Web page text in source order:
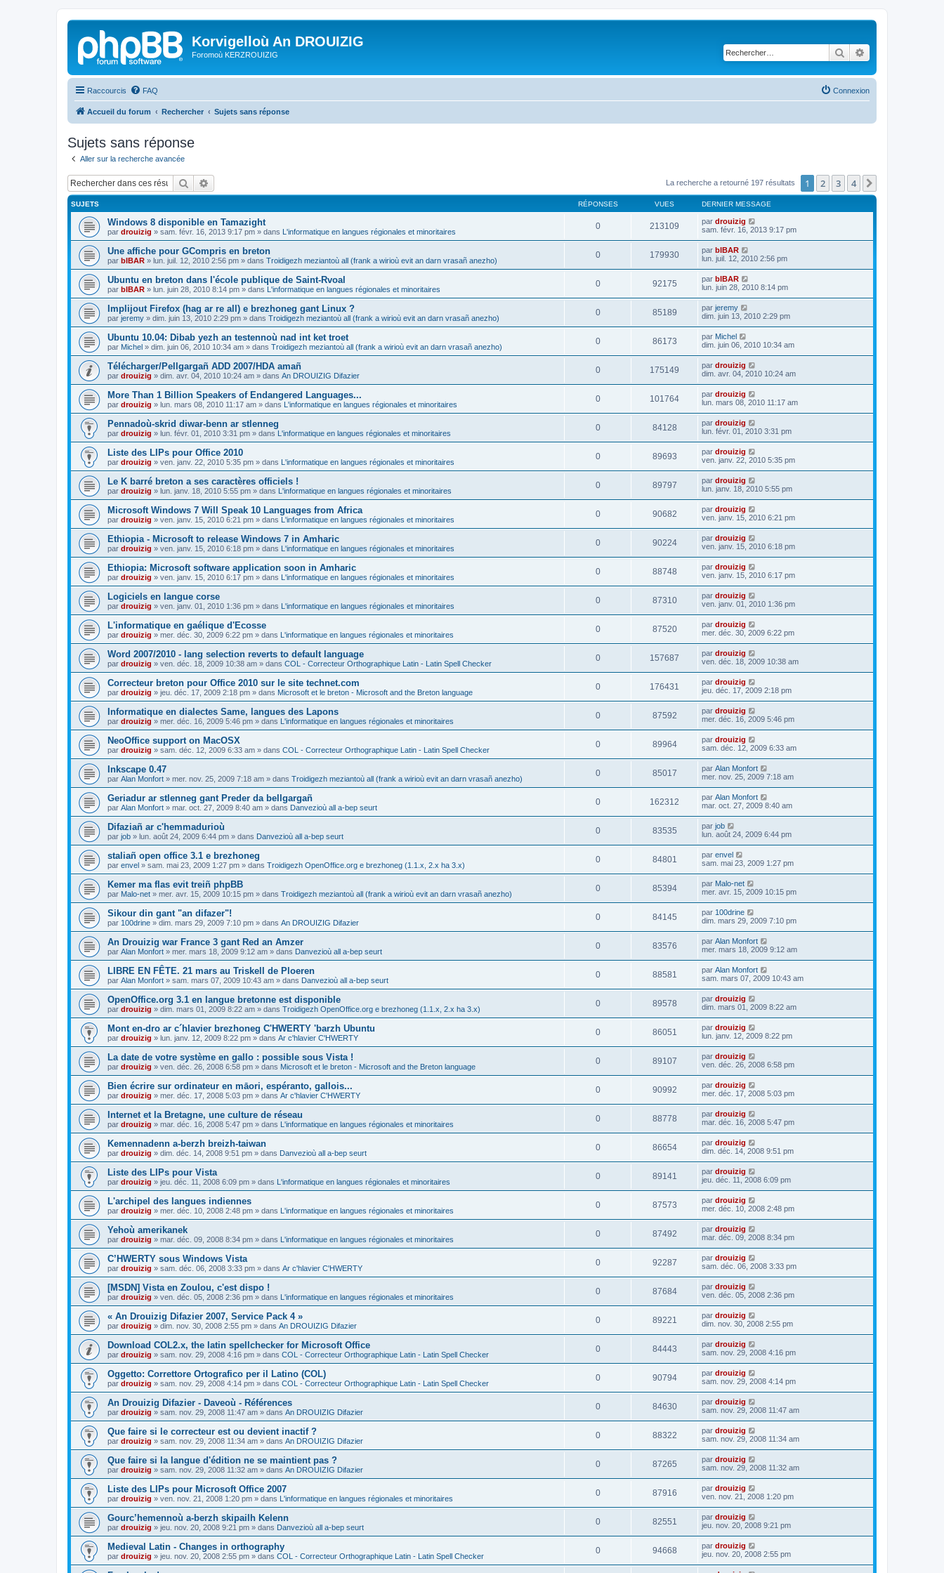
Korvigelloù An DROUIZIG
Foromoù KERZROUIZIG Rechercher
Raccourcis FAQ Connexion
Accueil du forum Rechercher Sujets sans réponse
Sujets sans réponse
Aller sur la recherche avancée
Rechercher La recherche a retourné 197 résultats 1 2 3 4
SUJETS RÉPONSES VUES DERNIER MESSAGE
Windows 8 disponible en Tamazight
par drouizig » sam. févr. 16, 2013 9:17 pm » dans L'informatique en langues régionales et minoritaires
0 213109 par drouizig
sam. févr. 16, 2013 9:17 pm
Une affiche pour GCompris en breton
par bIBAR » lun. juil. 12, 2010 2:56 pm » dans Troidigezh meziantoù all (frank a wirioù evit an darn vrasañ anezho)
0 179930 par bIBAR
lun. juil. 12, 2010 2:56 pm
Ubuntu en breton dans l'école publique de Saint-Rvoal
par bIBAR » lun. juin 28, 2010 8:14 pm » dans L'informatique en langues régionales et minoritaires
0 92175 par bIBAR
lun. juin 28, 2010 8:14 pm
Implijout Firefox (hag ar re all) e brezhoneg gant Linux ?
par jeremy » dim. juin 13, 2010 2:29 pm » dans Troidigezh meziantoù all (frank a wirioù evit an darn vrasañ anezho)
0 85189 par jeremy
dim. juin 13, 2010 2:29 pm
Ubuntu 10.04: Dibab yezh an testennoù nad int ket troet
par Michel » dim. juin 06, 2010 10:34 am » dans Troidigezh meziantoù all (frank a wirioù evit an darn vrasañ anezho)
0 86173 par Michel
dim. juin 06, 2010 10:34 am
Télécharger/Pellgargañ ADD 2007/HDA amañ
par drouizig » dim. avr. 04, 2010 10:24 am » dans An DROUIZIG Difazier
0 175149 par drouizig
dim. avr. 04, 2010 10:24 am
More Than 1 Billion Speakers of Endangered Languages...
par drouizig » lun. mars 08, 2010 11:17 am » dans L'informatique en langues régionales et minoritaires
0 101764 par drouizig
lun. mars 08, 2010 11:17 am
Pennadoù-skrid diwar-benn ar stlenneg
par drouizig » lun. févr. 01, 2010 3:31 pm » dans L'informatique en langues régionales et minoritaires
0 84128 par drouizig
lun. févr. 01, 2010 3:31 pm
Liste des LIPs pour Office 2010
par drouizig » ven. janv. 22, 2010 5:35 pm » dans L'informatique en langues régionales et minoritaires
0 89693 par drouizig
ven. janv. 22, 2010 5:35 pm
Le K barré breton a ses caractères officiels !
par drouizig » lun. janv. 18, 2010 5:55 pm » dans L'informatique en langues régionales et minoritaires
0 89797 par drouizig
lun. janv. 18, 2010 5:55 pm
Microsoft Windows 7 Will Speak 10 Languages from Africa
par drouizig » ven. janv. 15, 2010 6:21 pm » dans L'informatique en langues régionales et minoritaires
0 90682 par drouizig
ven. janv. 15, 2010 6:21 pm
Ethiopia - Microsoft to release Windows 7 in Amharic
par drouizig » ven. janv. 15, 2010 6:18 pm » dans L'informatique en langues régionales et minoritaires
0 90224 par drouizig
ven. janv. 15, 2010 6:18 pm
Ethiopia: Microsoft software application soon in Amharic
par drouizig » ven. janv. 15, 2010 6:17 pm » dans L'informatique en langues régionales et minoritaires
0 88748 par drouizig
ven. janv. 15, 2010 6:17 pm
Logiciels en langue corse
par drouizig » ven. janv. 01, 2010 1:36 pm » dans L'informatique en langues régionales et minoritaires
0 87310 par drouizig
ven. janv. 01, 2010 1:36 pm
L'informatique en gaélique d'Ecosse
par drouizig » mer. déc. 30, 2009 6:22 pm » dans L'informatique en langues régionales et minoritaires
0 87520 par drouizig
mer. déc. 30, 2009 6:22 pm
Word 2007/2010 - lang selection reverts to default language
par drouizig » ven. déc. 18, 2009 10:38 am » dans COL - Correcteur Orthographique Latin - Latin Spell Checker
0 157687 par drouizig
ven. déc. 18, 2009 10:38 am
Correcteur breton pour Office 2010 sur le site technet.com
par drouizig » jeu. déc. 17, 2009 2:18 pm » dans Microsoft et le breton - Microsoft and the Breton language
0 176431 par drouizig
jeu. déc. 17, 2009 2:18 pm
Informatique en dialectes Same, langues des Lapons
par drouizig » mer. déc. 16, 2009 5:46 pm » dans L'informatique en langues régionales et minoritaires
0 87592 par drouizig
mer. déc. 16, 2009 5:46 pm
NeoOffice support on MacOSX
par drouizig » sam. déc. 12, 2009 6:33 am » dans COL - Correcteur Orthographique Latin - Latin Spell Checker
0 89964 par drouizig
sam. déc. 12, 2009 6:33 am
Inkscape 0.47
par Alan Monfort » mer. nov. 25, 2009 7:18 am » dans Troidigezh meziantoù all (frank a wirioù evit an darn vrasañ anezho)
0 85017 par Alan Monfort
mer. nov. 25, 2009 7:18 am
Geriadur ar stlenneg gant Preder da bellgargañ
par Alan Monfort » mar. oct. 27, 2009 8:40 am » dans Danvezioù all a-bep seurt
0 162312 par Alan Monfort
mar. oct. 27, 2009 8:40 am
Difaziañ ar c'hemmadurioù
par job » lun. août 24, 2009 6:44 pm » dans Danvezioù all a-bep seurt
0 83535 par job
lun. août 24, 2009 6:44 pm
staliañ open office 3.1 e brezhoneg
par envel » sam. mai 23, 2009 1:27 pm » dans Troidigezh OpenOffice.org e brezhoneg (1.1.x, 2.x ha 3.x)
0 84801 par envel
sam. mai 23, 2009 1:27 pm
Kemer ma flas evit treiñ phpBB
par Malo-net » mer. avr. 15, 2009 10:15 pm » dans Troidigezh meziantoù all (frank a wirioù evit an darn vrasañ anezho)
0 85394 par Malo-net
mer. avr. 15, 2009 10:15 pm
Sikour din gant "an difazer"!
par 100drine » dim. mars 29, 2009 7:10 pm » dans An DROUIZIG Difazier
0 84145 par 100drine
dim. mars 29, 2009 7:10 pm
An Drouizig war France 3 gant Red an Amzer
par Alan Monfort » mer. mars 18, 2009 9:12 am » dans Danvezioù all a-bep seurt
0 83576 par Alan Monfort
mer. mars 18, 2009 9:12 am
LIBRE EN FÊTE. 21 mars au Triskell de Ploeren
par Alan Monfort » sam. mars 07, 2009 10:43 am » dans Danvezioù all a-bep seurt
0 88581 par Alan Monfort
sam. mars 07, 2009 10:43 am
OpenOffice.org 3.1 en langue bretonne est disponible
par drouizig » dim. mars 01, 2009 8:22 am » dans Troidigezh OpenOffice.org e brezhoneg (1.1.x, 2.x ha 3.x)
0 89578 par drouizig
dim. mars 01, 2009 8:22 am
Mont en-dro ar c´hlavier brezhoneg C'HWERTY 'barzh Ubuntu
par drouizig » lun. janv. 12, 2009 8:22 pm » dans Ar c'hlavier C'HWERTY
0 86051 par drouizig
lun. janv. 12, 2009 8:22 pm
La date de votre système en gallo : possible sous Vista !
par drouizig » ven. déc. 26, 2008 6:58 pm » dans Microsoft et le breton - Microsoft and the Breton language
0 89107 par drouizig
ven. déc. 26, 2008 6:58 pm
Bien écrire sur ordinateur en māori, espéranto, gallois...
par drouizig » mer. déc. 17, 2008 5:03 pm » dans Ar c'hlavier C'HWERTY
0 90992 par drouizig
mer. déc. 17, 2008 5:03 pm
Internet et la Bretagne, une culture de réseau
par drouizig » mar. déc. 16, 2008 5:47 pm » dans L'informatique en langues régionales et minoritaires
0 88778 par drouizig
mar. déc. 16, 2008 5:47 pm
Kemennadenn a-berzh breizh-taiwan
par drouizig » dim. déc. 14, 2008 9:51 pm » dans Danvezioù all a-bep seurt
0 86654 par drouizig
dim. déc. 14, 2008 9:51 pm
Liste des LIPs pour Vista
par drouizig » jeu. déc. 11, 2008 6:09 pm » dans L'informatique en langues régionales et minoritaires
0 89141 par drouizig
jeu. déc. 11, 2008 6:09 pm
L'archipel des langues indiennes
par drouizig » mer. déc. 10, 2008 2:48 pm » dans L'informatique en langues régionales et minoritaires
0 87573 par drouizig
mer. déc. 10, 2008 2:48 pm
Yehoù amerikanek
par drouizig » mar. déc. 09, 2008 8:34 pm » dans L'informatique en langues régionales et minoritaires
0 87492 par drouizig
mar. déc. 09, 2008 8:34 pm
C’HWERTY sous Windows Vista
par drouizig » sam. déc. 06, 2008 3:33 pm » dans Ar c'hlavier C'HWERTY
0 92287 par drouizig
sam. déc. 06, 2008 3:33 pm
[MSDN] Vista en Zoulou, c'est dispo !
par drouizig » ven. déc. 05, 2008 2:36 pm » dans L'informatique en langues régionales et minoritaires
0 87684 par drouizig
ven. déc. 05, 2008 2:36 pm
« An Drouizig Difazier 2007, Service Pack 4 »
par drouizig » dim. nov. 30, 2008 2:55 pm » dans An DROUIZIG Difazier
0 89221 par drouizig
dim. nov. 30, 2008 2:55 pm
Download COL2.x, the latin spellchecker for Microsoft Office
par drouizig » sam. nov. 29, 2008 4:16 pm » dans COL - Correcteur Orthographique Latin - Latin Spell Checker
0 84443 par drouizig
sam. nov. 29, 2008 4:16 pm
Oggetto: Correttore Ortografico per il Latino (COL)
par drouizig » sam. nov. 29, 2008 4:14 pm » dans COL - Correcteur Orthographique Latin - Latin Spell Checker
0 90794 par drouizig
sam. nov. 29, 2008 4:14 pm
An Drouizig Difazier - Daveoù - Références
par drouizig » sam. nov. 29, 2008 11:47 am » dans An DROUIZIG Difazier
0 84630 par drouizig
sam. nov. 29, 2008 11:47 am
Que faire si le correcteur est ou devient inactif ?
par drouizig » sam. nov. 29, 2008 11:34 am » dans An DROUIZIG Difazier
0 88322 par drouizig
sam. nov. 29, 2008 11:34 am
Que faire si la langue d'édition ne se maintient pas ?
par drouizig » sam. nov. 29, 2008 11:32 am » dans An DROUIZIG Difazier
0 87265 par drouizig
sam. nov. 29, 2008 11:32 am
Liste des LIPs pour Microsoft Office 2007
par drouizig » ven. nov. 21, 2008 1:20 pm » dans L'informatique en langues régionales et minoritaires
0 87916 par drouizig
ven. nov. 21, 2008 1:20 pm
Gourc’hemennoù a-berzh skipailh Kelenn
par drouizig » jeu. nov. 20, 2008 9:21 pm » dans Danvezioù all a-bep seurt
0 82551 par drouizig
jeu. nov. 20, 2008 9:21 pm
Medieval Latin - Changes in orthography
par drouizig » jeu. nov. 20, 2008 2:55 pm » dans COL - Correcteur Orthographique Latin - Latin Spell Checker
0 94668 par drouizig
jeu. nov. 20, 2008 2:55 pm